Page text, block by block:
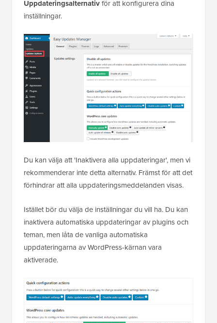
Uppdateringsalternativför att konfigurera dina
inställningar.
Du kan välja att 'Inaktivera alla uppdateringar', men vi
rekommenderar inte detta alternativ. Främst för att det
förhindrar att alla uppdateringsmeddelanden visas.
Istället bör du välja de inställningar du vill ha. Du kan
inaktivera automatiska uppdateringar av plugins och
teman, men låta de vanliga automatiska
uppdateringarna av WordPress-kärnan vara
aktiverade.